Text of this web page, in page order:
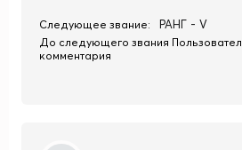
Следующее звание: РАНГ - V
До следующего звания
комментария